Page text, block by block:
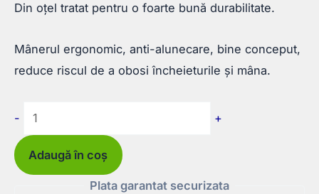
Din oțel tratat pentru o foarte bună durabilitate.
Mânerul ergonomic, anti-alunecare, bine conceput,
reduce riscul de a obosi încheieturile și mâna.
-
Cantitate
Cleste
sfic
160mm,
+
Adaugă în coș
Plata garantat securizata